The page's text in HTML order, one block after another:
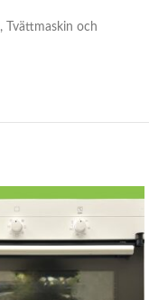
,
Tvättmaskin och